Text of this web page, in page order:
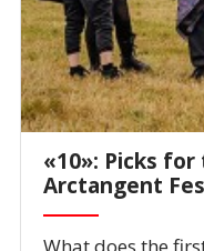
«10»: Picks
Arctangent
What does the